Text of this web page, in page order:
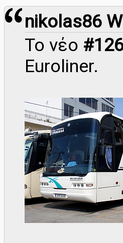
nikolas86
Το νέο
Euroliner.